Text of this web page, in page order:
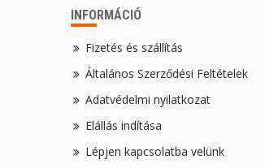
INFORMÁCIÓ
Fizetés és szállítás
Általános Szerződési Feltételek
Adatvédelmi nyilatkozat
Elállás indítása
Lépjen kapcsolatba velünk